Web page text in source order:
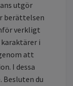
utgör
berättelsen
verkligt
i
att
I dessa
Besluten du